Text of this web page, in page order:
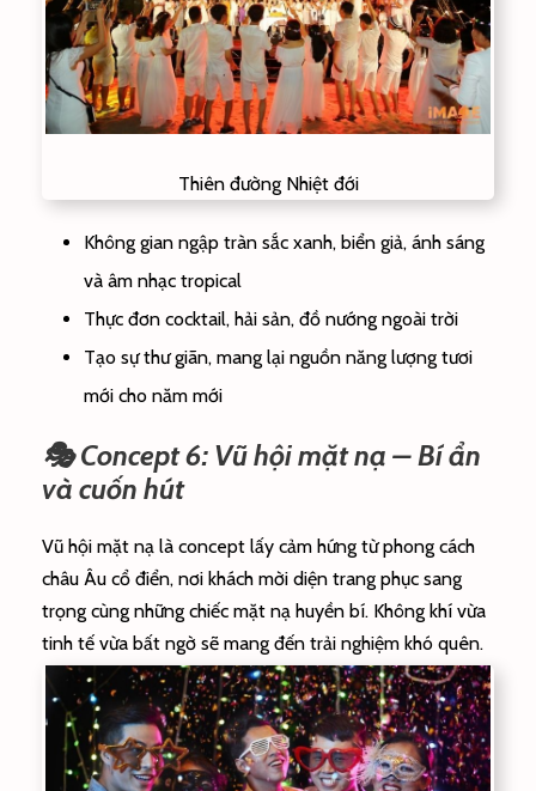
Thiên đường Nhiệt đới
Không gian ngập tràn sắc xanh, biển giả, ánh sáng
và âm nhạc tropical
Thực đơn cocktail, hải sản, đồ nướng ngoài trời
Tạo sự thư giãn, mang lại nguồn năng lượng tươi
mới cho năm mới
🎭 Concept 6: Vũ hội mặt nạ – Bí ẩn
và cuốn hút
Vũ hội mặt nạ là concept lấy cảm hứng từ phong cách
châu Âu cổ điển, nơi khách mời diện trang phục sang
trọng cùng những chiếc mặt nạ huyền bí. Không khí vừa
tinh tế vừa bất ngờ sẽ mang đến trải nghiệm khó quên.